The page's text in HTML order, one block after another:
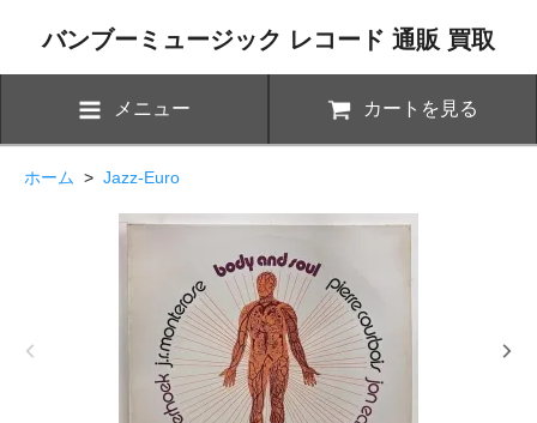
バンブーミュージック レコード 通販 買取
メニュー カートを見る
ホーム > Jazz-Euro